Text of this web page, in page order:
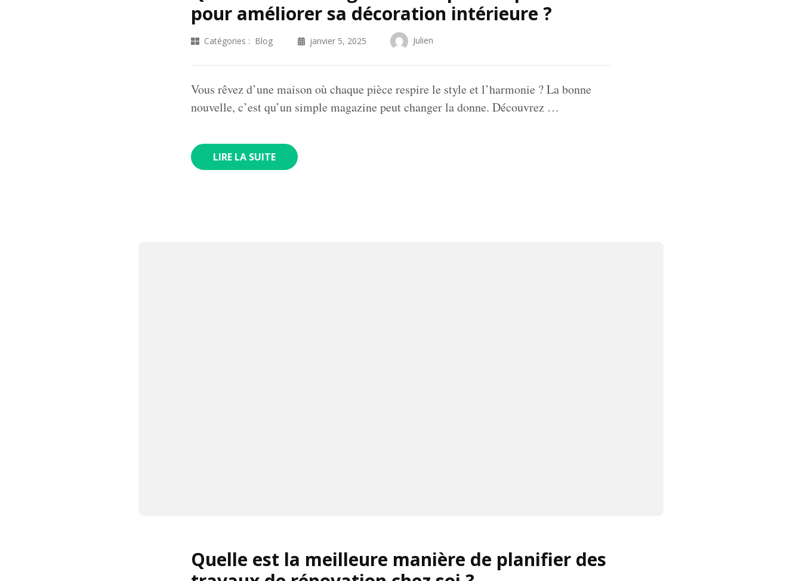
pour améliorer sa décoration intérieure ?
Catégories : Blog janvier 5, 2025 Julien
Vous rêvez d’une maison où chaque pièce respire le style et l’harmonie ? La bonne
nouvelle, c’est qu’un simple magazine peut changer la donne. Découvrez …
LIRE LA SUITE
Quelle est la meilleure manière de planifier des